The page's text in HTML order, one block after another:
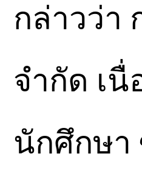
กล่าวว่า
จำกัด เ
นักศึกษา